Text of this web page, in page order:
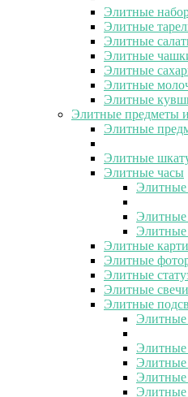
Элитные
Элитные
Элитные
Элитные
Элитные
Элитные
Элитные
Элитные предметы
Элитные
Элитные
Элитные часы
Элитные
Элитные
Элитные
Элитные
Элитные
Элитные свечи
Элитные
Элитные
Элитные
Элитные
Элитные
Элитные